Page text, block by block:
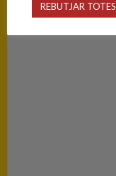
REBUTJAR TOTES